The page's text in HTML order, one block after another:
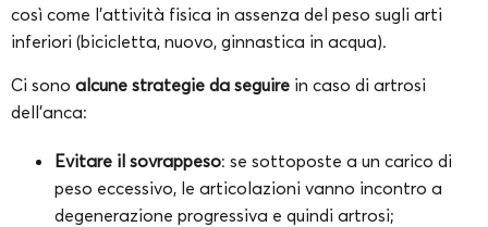
così come l’attività fisica in assenza del peso sugli arti
inferiori (bicicletta, nuovo, ginnastica in acqua).
Ci sono alcune strategie da seguire in caso di artrosi
dell’anca:
Evitare il sovrappeso: se sottoposte a un carico di
peso eccessivo, le articolazioni vanno incontro a
degenerazione progressiva e quindi artrosi;